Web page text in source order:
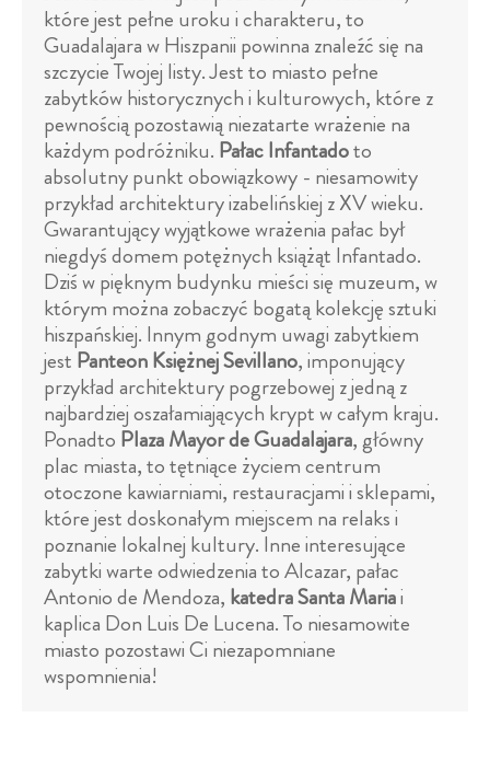
które jest pełne uroku i charakteru, to
Guadalajara w Hiszpanii powinna znaleźć się na
szczycie Twojej listy. Jest to miasto pełne
zabytków historycznych i kulturowych, które z
pewnością pozostawią niezatarte wrażenie na
każdym podróżniku. Pałac Infantadoto
absolutny punkt obowiązkowy - niesamowity
przykład architektury izabelińskiej z XV wieku.
Gwarantujący wyjątkowe wrażenia pałac był
niegdyś domem potężnych książąt Infantado.
Dziś w pięknym budynku mieści się muzeum, w
którym można zobaczyć bogatą kolekcję sztuki
hiszpańskiej. Innym godnym uwagi zabytkiem
jest Panteon Księżnej Sevillano, imponujący
przykład architektury pogrzebowej z jedną z
najbardziej oszałamiających krypt w całym kraju.
Ponadto Plaza Mayor de Guadalajara, główny
plac miasta, to tętniące życiem centrum
otoczone kawiarniami, restauracjami i sklepami,
które jest doskonałym miejscem na relaks i
poznanie lokalnej kultury. Inne interesujące
zabytki warte odwiedzenia to Alcazar, pałac
Antonio de Mendoza, katedra Santa Mariai
kaplica Don Luis De Lucena. To niesamowite
miasto pozostawi Ci niezapomniane
wspomnienia!